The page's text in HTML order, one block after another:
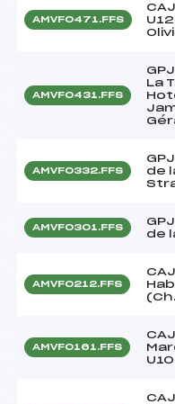
AMVF0471.FFS
AMVF0431.FFS
La
AMVF0332.FFS
de
AMVF0301.FFS
de
AMVF0212.FFS
AMVF0161.FFS